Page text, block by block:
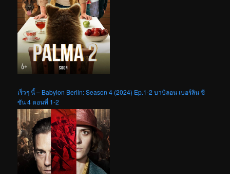
เร็วๆ นี้ – Babylon Berlin: Season 4 (2024) Ep.1-2 บาบิลอน เบอร์ลิน ซี
ซัน 4 ตอนที่ 1-2